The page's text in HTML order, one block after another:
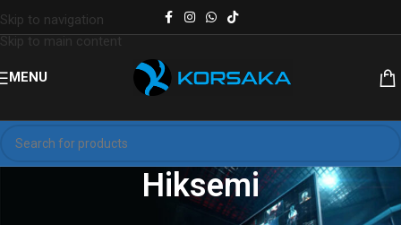
Skip to navigation
Skip to main content
MENU
Hiksemi
Productos etiquetados “Hiksemi”